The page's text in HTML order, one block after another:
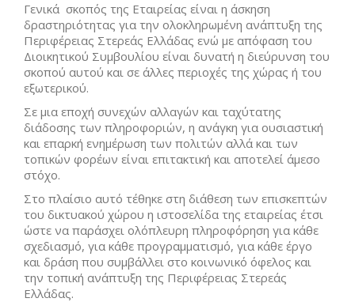
Γενικά σκοπός της Εταιρείας είναι η άσκηση
δραστηριότητας για την ολοκληρωμένη ανάπτυξη της
Περιφέρειας Στερεάς Ελλάδας ενώ με απόφαση του
Διοικητικού Συμβουλίου είναι δυνατή η διεύρυνση του
σκοπού αυτού και σε άλλες περιοχές της χώρας ή του
εξωτερικού.
Σε μια εποχή συνεχών αλλαγών και ταχύτατης
διάδοσης των πληροφοριών, η ανάγκη για ουσιαστική
και επαρκή ενημέρωση των πολιτών αλλά και των
τοπικών φορέων είναι επιτακτική και αποτελεί άμεσο
στόχο.
Στο πλαίσιο αυτό τέθηκε στη διάθεση των επισκεπτών
του δικτυακού χώρου η ιστοσελίδα της εταιρείας έτσι
ώστε να παράσχει ολόπλευρη πληροφόρηση για κάθε
σχεδιασμό, για κάθε προγραμματισμό, για κάθε έργο
και δράση που συμβάλλει στο κοινωνικό όφελος και
την τοπική ανάπτυξη της Περιφέρειας Στερεάς
Ελλάδας.